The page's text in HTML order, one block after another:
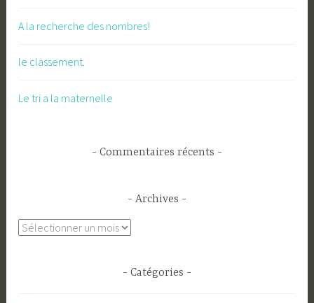
A la recherche des nombres!
le classement.
Le tri a la maternelle
Commentaires récents
Archives
Archives
Catégories